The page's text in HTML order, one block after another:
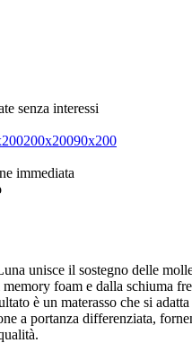
senza interessi
200x20090x200
immediata
unisce il sostegno delle
foam e dalla schiuma
è un materasso che si
a portanza differenziata,